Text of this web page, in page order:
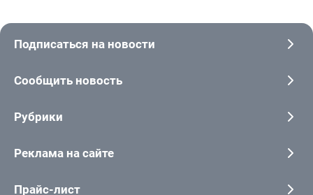
Подписаться на новости
Сообщить новость
Рубрики
Реклама на сайте
Прайс-лист